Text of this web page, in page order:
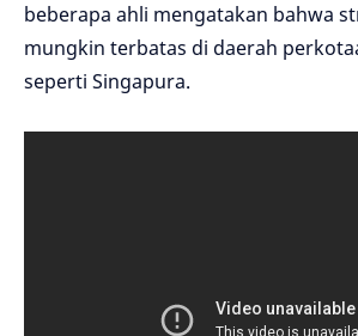
beberapa ahli mengatakan bahwa
mungkin terbatas di daerah
seperti Singapura.